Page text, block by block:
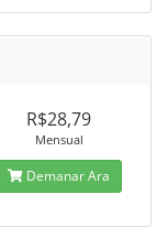
R$28,79
Mensual
Demanar Ara